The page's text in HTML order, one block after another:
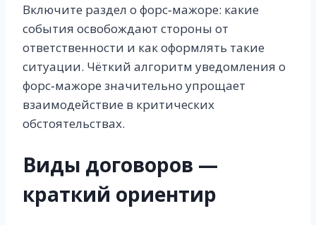
Включите раздел о форс‑мажоре: какие
события освобождают стороны от
ответственности и как оформлять такие
ситуации. Чёткий алгоритм уведомления о
форс‑мажоре значительно упрощает
взаимодействие в критических
обстоятельствах.
Виды договоров —
краткий ориентир